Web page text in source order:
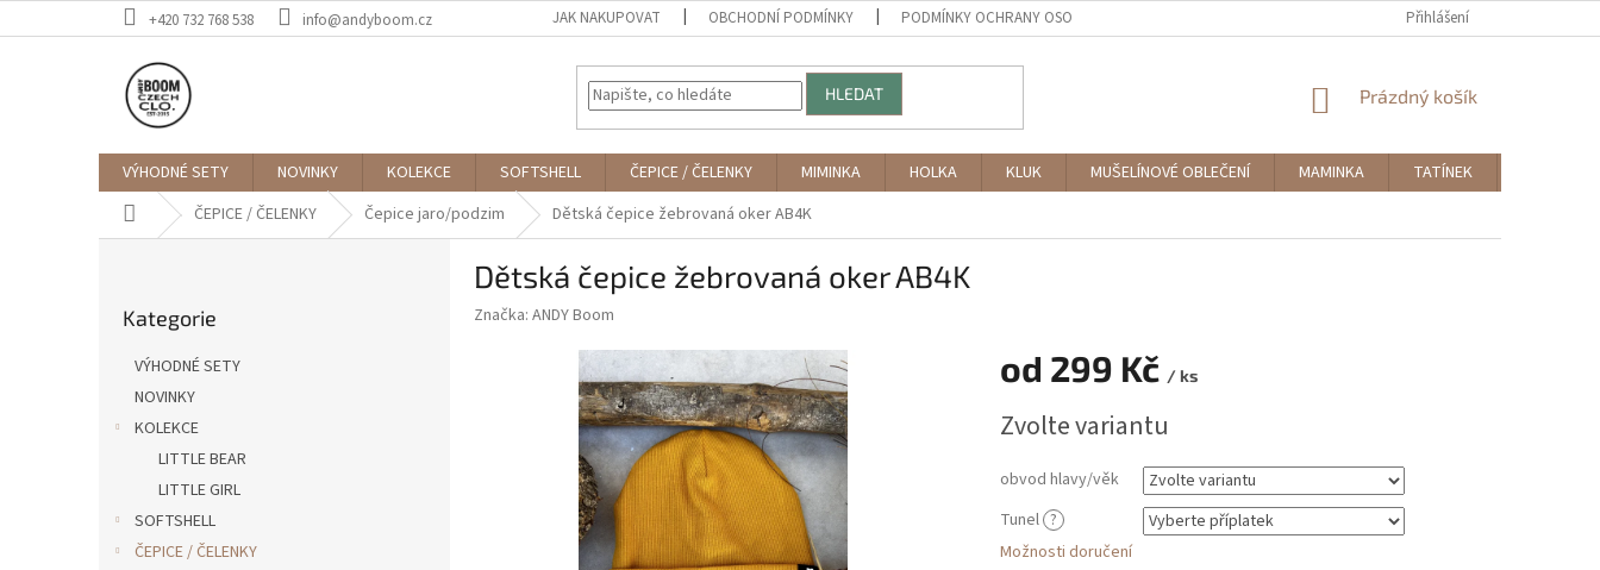
na
+420 732 768 538 info@andyboom.cz JAK NAKUPOVAT OBCHODNÍ PODMÍNKY PODMÍNKY OCHRANY OSOBNÍCH ÚDAJŮ Přihlášení
HLEDAT
NÁKUPNÍ
Prázdný košík
VÝHODNÉ SETY NOVINKY KOLEKCE SOFTSHELL ČEPICE / ČELENKY MIMINKA HOLKA KLUK MUŠELÍNOVÉ OBLEČENÍ MAMINKA TATÍNEK
Domů ČEPICE / ČELENKY Čepice jaro/podzim Dětská čepice žebrovaná oker AB4K
kategorie
Kategorie
VÝHODNÉ SETY
NOVINKY
KOLEKCE
LITTLE BEAR
LITTLE GIRL
SOFTSHELL
ČEPICE / ČELENKY
Dětská čepice žebrovaná oker AB4K
Značka: ANDY Boom
od 299 Kč / ks
cena:
Zvolte variantu
obvod hlavy/věk
Tunel ?
Možnosti doručení